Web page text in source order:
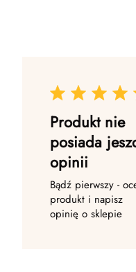
Produkt nie
posiada
opinii
Bądź pierwszy -
produkt i napisz
opinię o sklepie